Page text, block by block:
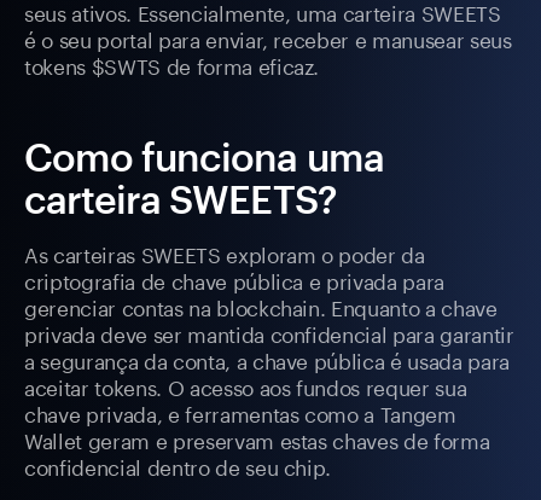
seus ativos. Essencialmente, uma carteira SWEETS
é o seu portal para enviar, receber e manusear seus
tokens $SWTS de forma eficaz.
Como funciona uma
carteira SWEETS?
As carteiras SWEETS exploram o poder da
criptografia de chave pública e privada para
gerenciar contas na blockchain. Enquanto a chave
privada deve ser mantida confidencial para garantir
a segurança da conta, a chave pública é usada para
aceitar tokens. O acesso aos fundos requer sua
chave privada, e ferramentas como a Tangem
Wallet geram e preservam estas chaves de forma
confidencial dentro de seu chip.